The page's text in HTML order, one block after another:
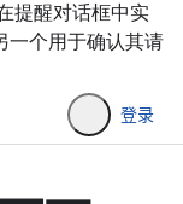
提醒对话框中实
一个用于确认其请